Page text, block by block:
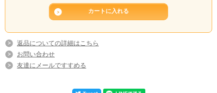
返品についての詳細はこちら
お問い合わせ
友達にメールですすめる